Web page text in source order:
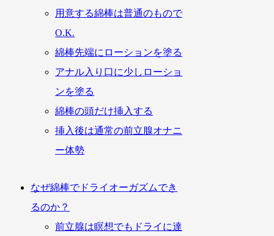
用意する綿棒は普通のもので
O.K.
綿棒先端にローションを塗る
アナル入り口に少しローショ
ンを塗る
綿棒の頭だけ挿入する
挿入後は通常の前立腺オナニ
ー体勢
なぜ綿棒でドライオーガズムでき
るのか？
前立腺は瞑想でもドライに達